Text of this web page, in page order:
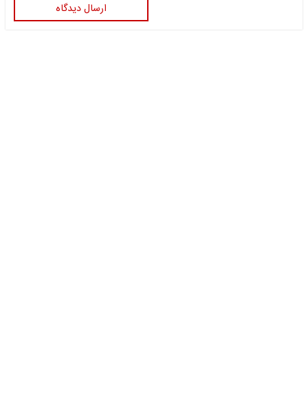
ارسال دیدگاه